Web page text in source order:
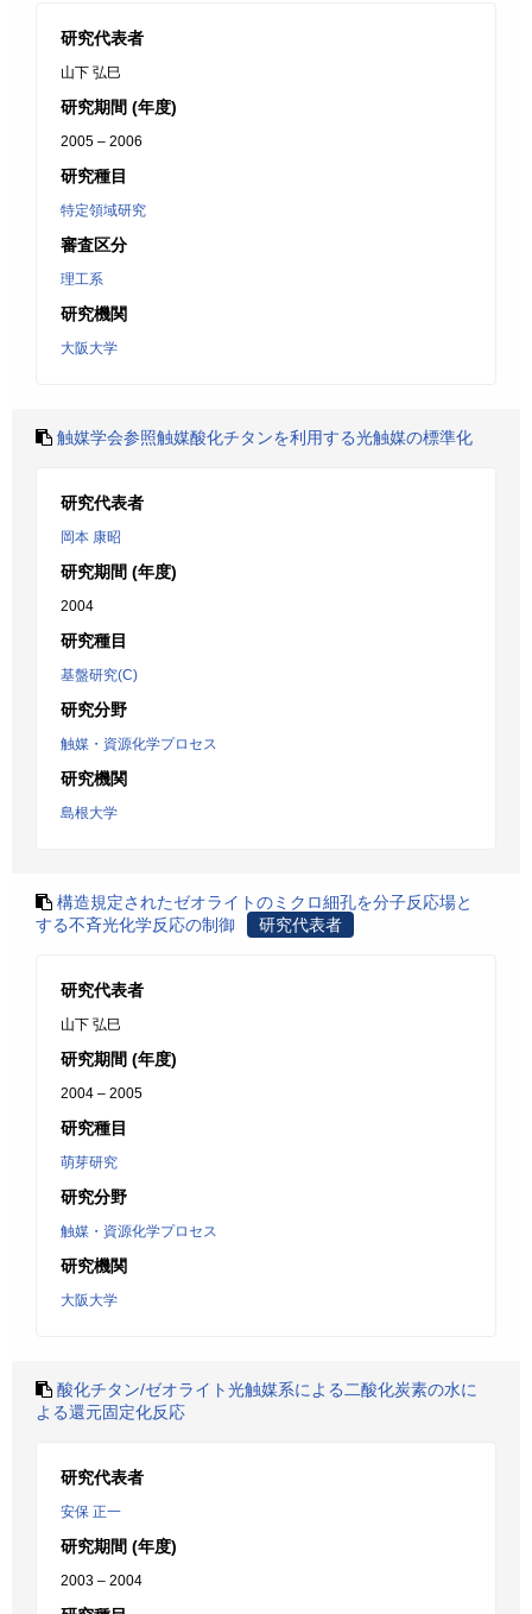
研究代表者
山下 弘巳
研究期間 (年度)
2005 – 2006
研究種目
特定領域研究
審査区分
理工系
研究機関
大阪大学
触媒学会参照触媒酸化チタンを利用する光触媒の標準化
研究代表者
岡本 康昭
研究期間 (年度)
2004
研究種目
基盤研究(C)
研究分野
触媒・資源化学プロセス
研究機関
島根大学
構造規定されたゼオライトのミクロ細孔を分子反応場と
する不斉光化学反応の制御
研究代表者
研究代表者
山下 弘巳
研究期間 (年度)
2004 – 2005
研究種目
萌芽研究
研究分野
触媒・資源化学プロセス
研究機関
大阪大学
酸化チタン/ゼオライト光触媒系による二酸化炭素の水に
よる還元固定化反応
研究代表者
安保 正一
研究期間 (年度)
2003 – 2004